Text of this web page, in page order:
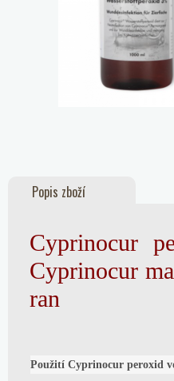
Popis zboží
Cyprinocur
Cyprinocur
ran
Použití Cyprinocur peroxid